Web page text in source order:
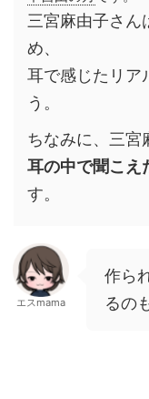
三宮麻由子さん
め、
耳で感じたリア
う。
ちなみに、三宮
耳の中で聞こえ
す。
エスmama
作ら
るの